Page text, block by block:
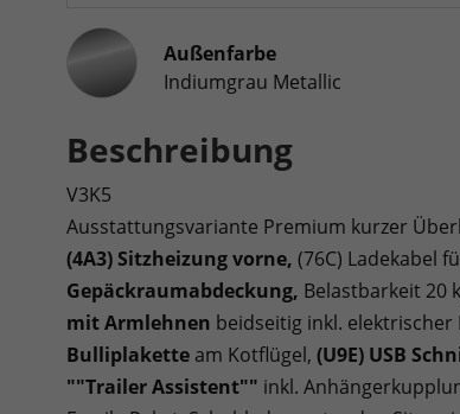
Außenfarbe
Indiumgrau Metallic
Beschreibung
V3K5
Ausstattungsvariante Premium kurzer
(4A3) Sitzheizung vorne, (76C) Ladekabel
Gepäckraumabdeckung, Belastbarkeit 20
mit Armlehnen beidseitig inkl.
Bulliplakette am Kotflügel, (U9E) USB
""Trailer Assistent"" inkl.